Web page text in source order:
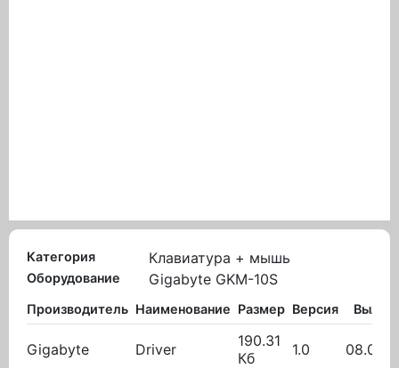
Категория Клавиатура + мышь
Оборудование Gigabyte GKM-10S
Производитель Наименование Размер Версия
Gigabyte Driver
190.31
Кб
1.0